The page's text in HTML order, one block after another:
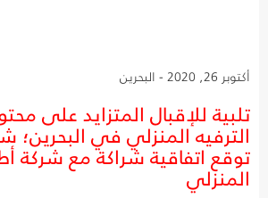
أكتوبر 26, 2020 - البحرين
تلبية للإقبال المتزايد على
توقع اتفاقية شراكة مع شركة
المنزلي